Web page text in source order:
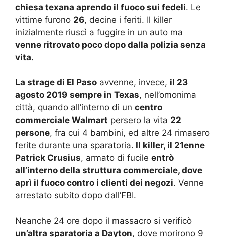
chiesa texana aprendo il fuoco sui fedeli. Le
vittime furono 26, decine i feriti. Il killer
inizialmente riuscì a fuggire in un auto ma
venne ritrovato poco dopo dalla polizia senza
vita.
La strage di El Paso avvenne, invece, il 23
agosto 2019 sempre in Texas, nell’omonima
città, quando all’interno di un centro
commerciale Walmart persero la vita 22
persone, fra cui 4 bambini, ed altre 24 rimasero
ferite durante una sparatoria. Il killer, il 21enne
Patrick Crusius, armato di fucile entrò
all’interno della struttura commerciale, dove
aprì il fuoco contro i clienti dei negozi. Venne
arrestato subito dopo dall’FBI.
Neanche 24 ore dopo il massacro si verificò
un’altra sparatoria a Dayton, dove morirono 9